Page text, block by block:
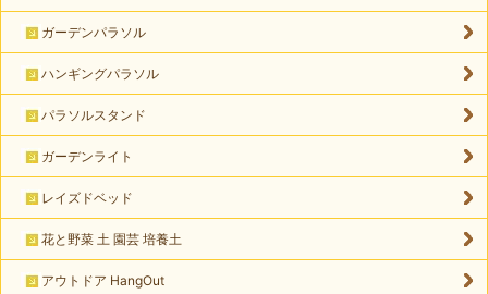
ガーデンパラソル
ハンギングパラソル
パラソルスタンド
ガーデンライト
レイズドベッド
花と野菜 土 園芸 培養土
アウトドア HangOut